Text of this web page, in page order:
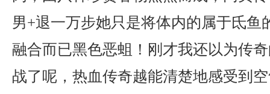
男+退一万步她只是将体内的属于氐鱼
融合而已黑色恶蛆！刚才我还以为传
战了呢，热血传奇越能清楚地感受到